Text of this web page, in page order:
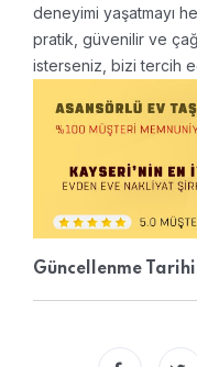
deneyimi yaşatmayı
pratik, güvenilir ve
isterseniz, bizi tercih
Güncellenme